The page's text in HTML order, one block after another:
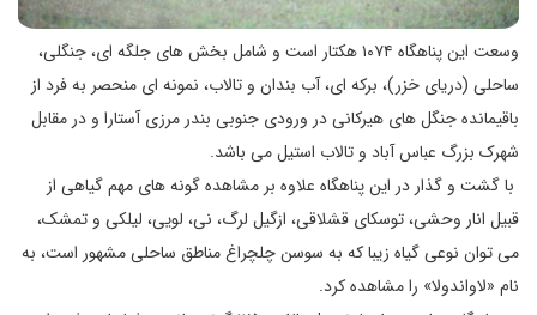
وسعت این پناهگاه ۱۰۷۴ هکتار است و شامل بخش های جلگه ای، جنگلی،
ساحلی (دریای خزر)، برکه ای، آب بندان و تالاب، نمونه ای منحصر به فرد از
باقیمانده جنگل های هیرکانی در ورودی جنوبی بندر مرزی آستارا و در مقابل
شهرک بزرگ عباس آباد و تالاب استیل می باشد.
با گشت و گذار در این پناهگاه علاوه بر مشاهده گونه های مهم گیاهی از
قبیل انار وحشی، توسکای قشلاقی، ازگیل لرگ، نی، لویی، لیلکی و تمشک،
می توان نوعی گیاه زیبا که به سوسن چلچراغ مناطق ساحلی مشهور است، به
نام «لاواندولا» را مشاهده کرد.